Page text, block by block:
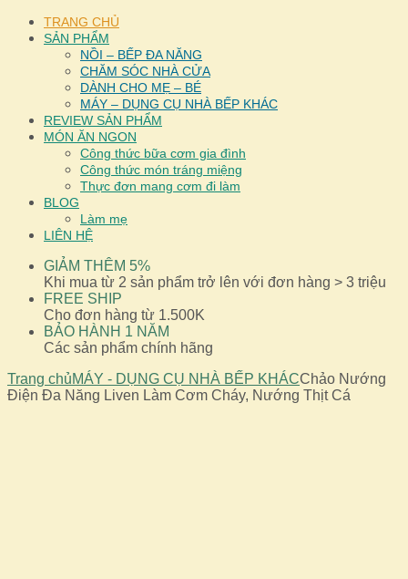
TRANG CHỦ
SẢN PHẨM
NỒI – BẾP ĐA NĂNG
CHĂM SÓC NHÀ CỬA
DÀNH CHO MẸ – BÉ
MÁY – DỤNG CỤ NHÀ BẾP KHÁC
REVIEW SẢN PHẨM
MÓN ĂN NGON
Công thức bữa cơm gia đình
Công thức món tráng miệng
Thực đơn mang cơm đi làm
BLOG
Làm mẹ
LIÊN HỆ
GIẢM THÊM 5%
Khi mua từ 2 sản phẩm trở lên với đơn hàng > 3 triệu
FREE SHIP
Cho đơn hàng từ 1.500K
BẢO HÀNH 1 NĂM
Các sản phẩm chính hãng
Trang chủMÁY - DỤNG CỤ NHÀ BẾP KHÁCChảo Nướng
Điện Đa Năng Liven Làm Cơm Cháy, Nướng Thịt Cá